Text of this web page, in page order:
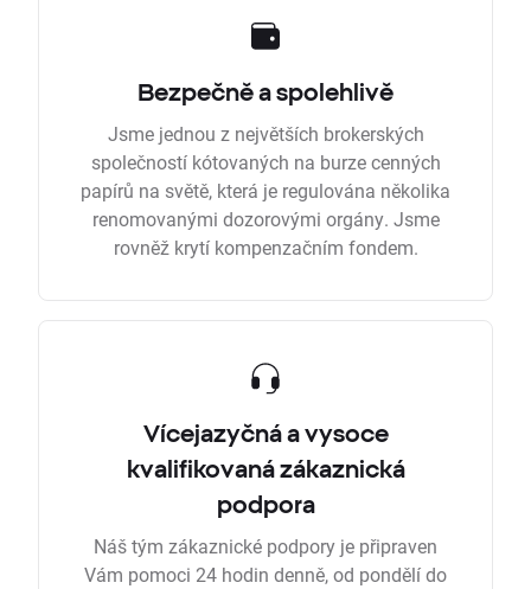
Bezpečně a spolehlivě
Jsme jednou z největších brokerských
společností kótovaných na burze cenných
papírů na světě, která je regulována několika
renomovanými dozorovými orgány. Jsme
rovněž krytí kompenzačním fondem.
Vícejazyčná a vysoce
kvalifikovaná zákaznická
podpora
Náš tým zákaznické podpory je připraven
Vám pomoci 24 hodin denně, od pondělí do